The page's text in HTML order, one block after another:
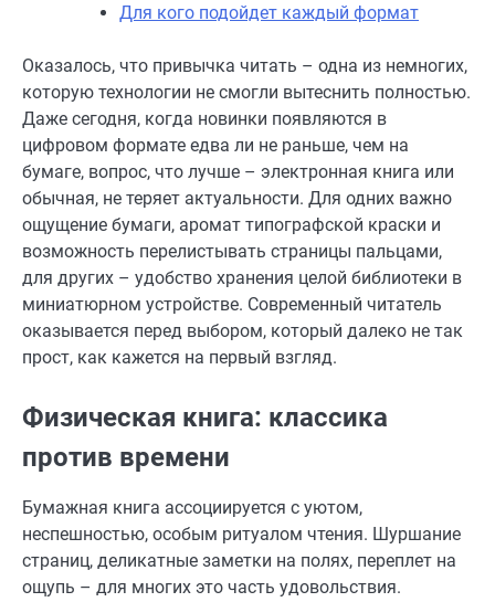
Для кого подойдет каждый формат
Оказалось, что привычка читать – одна из немногих,
которую технологии не смогли вытеснить полностью.
Даже сегодня, когда новинки появляются в
цифровом формате едва ли не раньше, чем на
бумаге, вопрос, что лучше – электронная книга или
обычная, не теряет актуальности. Для одних важно
ощущение бумаги, аромат типографской краски и
возможность перелистывать страницы пальцами,
для других – удобство хранения целой библиотеки в
миниатюрном устройстве. Современный читатель
оказывается перед выбором, который далеко не так
прост, как кажется на первый взгляд.
Физическая книга: классика
против времени
Бумажная книга ассоциируется с уютом,
неспешностью, особым ритуалом чтения. Шуршание
страниц, деликатные заметки на полях, переплет на
ощупь – для многих это часть удовольствия.